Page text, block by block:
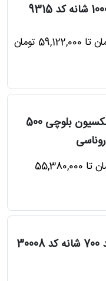
فرش ساتراپی کلکسیون بلوچی 500
از 7,359,000 تومان تا 55,380,000
فرش زمرد مشهد 700 شانه کد 30008